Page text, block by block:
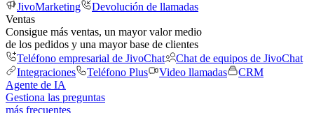
JivoMarketing
Devolución de llamadas
Ventas
Consigue más ventas, un mayor valor medio
de los pedidos y una mayor base de clientes
Teléfono empresarial de JivoChat
Chat de equipos de JivoChat
Integraciones
Teléfono Plus Video llamadas
CRM
Agente de IA
Gestiona las preguntas
más frecuentes